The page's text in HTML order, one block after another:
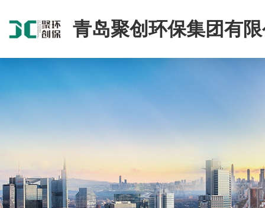
青岛聚创环保集团有